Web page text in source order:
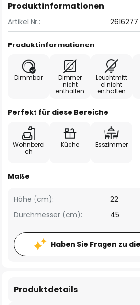
Produktinformationen
Artikel Nr.: 2616277
Produktinformationen
Dimmbar
Dimmer
nicht
enthalten
Leuchtmitt
el nicht
enthalten
Perfekt für diese Bereiche
Wohnberei
ch
Küche Esszimmer
Maße
Höhe (cm):
22
Durchmesser (cm):
45
Haben Sie Fragen zu
Produktdetails